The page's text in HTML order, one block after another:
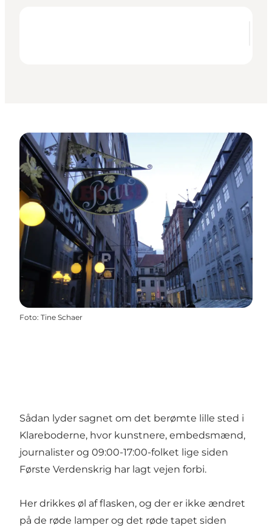
Foto: Tine Schaer
Sådan lyder sagnet om det berømte lille sted i
Klareboderne, hvor kunstnere, embedsmænd,
journalister og 09:00-17:00-folket lige siden
Første Verdenskrig har lagt vejen forbi.
Her drikkes øl af flasken, og der er ikke ændret
på de røde lamper og det røde tapet siden